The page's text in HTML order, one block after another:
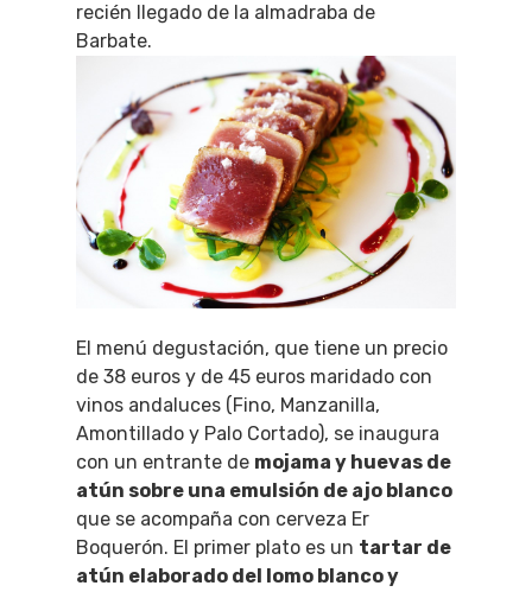
recién llegado de la almadraba de
Barbate.
El menú degustación, que tiene un precio
de 38 euros y de 45 euros maridado con
vinos andaluces (Fino, Manzanilla,
Amontillado y Palo Cortado), se inaugura
con un entrante de mojama y huevas de
atún sobre una emulsión de ajo blanco
que se acompaña con cerveza Er
Boquerón. El primer plato es un tartar de
atún elaborado del lomo blanco y